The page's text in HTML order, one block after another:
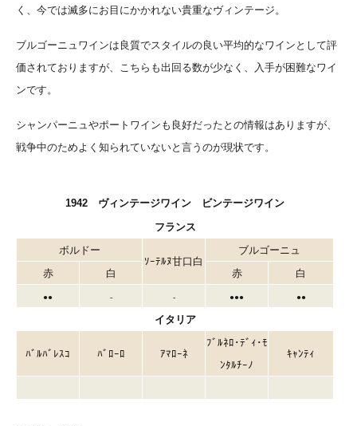
く、今では滅多にお目にかかれない貴重なヴィンテージ。
ブルゴーニュワインは良質でスタイルの良い平均的なワインとして評
価されておりますが、こちらも出回る数が少なく、入手が困難なワイ
ンです。
シャンパーニュやポートワインも良好だったとの情報はありますが、
戦争中のためよく知られていないと言うのが現状です。
1942 ヴィンテージワイン ビンテージワイン
フランス
ボルドー
ｿｰﾃﾙﾇ甘口白
ブルゴーニュ
赤
白 赤 白
●● - - ●●● ●●
イタリア
ﾊﾞﾙﾊﾞﾚｽｺ ﾊﾞﾛｰﾛ ｱﾏﾛｰﾈ
ﾌﾞﾙﾈﾛ･ﾃﾞｨ･ﾓ
ﾝﾀﾙﾁｰﾉ
ｷｬﾝﾃｨ